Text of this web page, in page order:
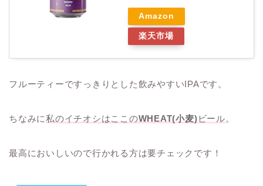
Amazon
楽天市場
フルーティーですっきりとした飲みやすいIPAです。
ちなみに私のイチオシはここのWHEAT(小麦) ビール。
最高においしいので行かれる方は要チェックです！